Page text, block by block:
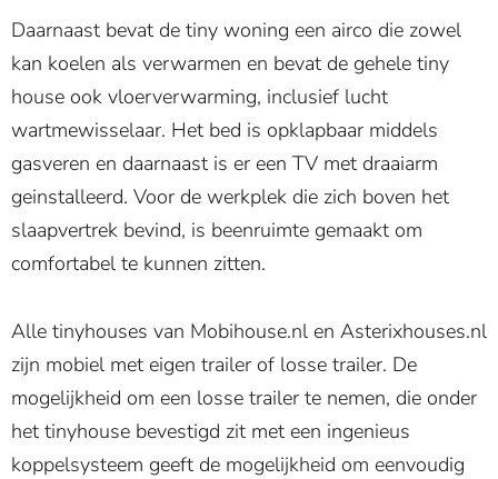
Daarnaast bevat de tiny woning een airco die zowel
kan koelen als verwarmen en bevat de gehele tiny
house ook vloerverwarming, inclusief lucht
wartmewisselaar. Het bed is opklapbaar middels
gasveren en daarnaast is er een TV met draaiarm
geinstalleerd. Voor de werkplek die zich boven het
slaapvertrek bevind, is beenruimte gemaakt om
comfortabel te kunnen zitten.
Alle tinyhouses van Mobihouse.nl en Asterixhouses.nl
zijn mobiel met eigen trailer of losse trailer. De
mogelijkheid om een losse trailer te nemen, die onder
het tinyhouse bevestigd zit met een ingenieus
koppelsysteem geeft de mogelijkheid om eenvoudig